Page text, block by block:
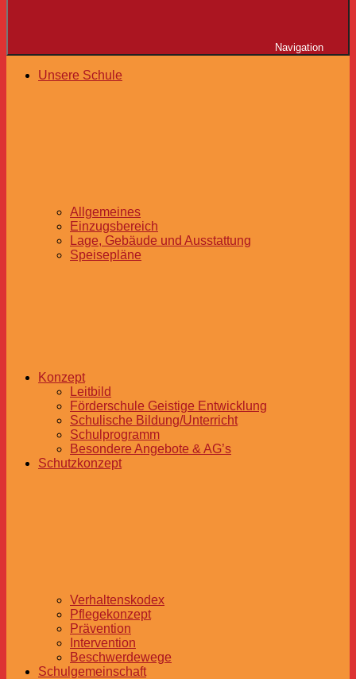
Navigation
Unsere Schule
Allgemeines
Einzugsbereich
Lage, Gebäude und Ausstattung
Speisepläne
Konzept
Leitbild
Förderschule Geistige Entwicklung
Schulische Bildung/Unterricht
Schulprogramm
Besondere Angebote & AG’s
Schutzkonzept
Verhaltenskodex
Pflegekonzept
Prävention
Intervention
Beschwerdewege
Schulgemeinschaft